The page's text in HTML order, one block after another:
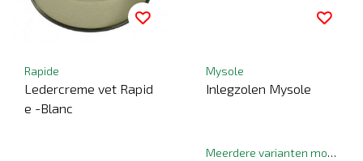
Rapide
Ledercreme vet Rapid
e -Blanc
Mysole
Inlegzolen Mysole
Meerdere varianten mogelijk